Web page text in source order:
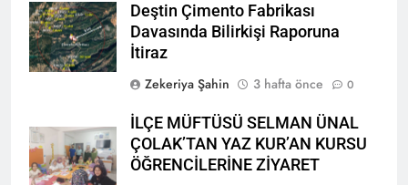
Deştin Çimento Fabrikası
Davasında Bilirkişi Raporuna
İtiraz
Zekeriya Şahin
3 hafta önce 0
İLÇE MÜFTÜSÜ SELMAN ÜNAL
ÇOLAK’TAN YAZ KUR’AN KURSU
ÖĞRENCİLERİNE ZİYARET